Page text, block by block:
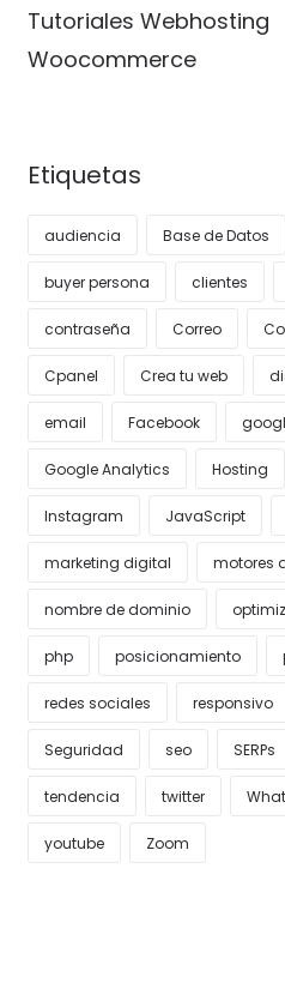
Tutoriales Webhosting
Woocommerce
Etiquetas
audiencia Base de Datos
buyer persona clientes
contraseña Correo
Cpanel Crea tu web
email Facebook
Google Analytics Hosting
Instagram JavaScript
marketing digital motores
nombre de dominio
php posicionamiento
redes sociales responsivo
Seguridad seo SERPs
tendencia twitter
youtube Zoom